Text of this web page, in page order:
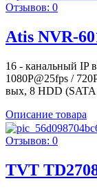
Отзывов: 0
Atis NVR-
16 - канальный IP
1080P@25fps /
вых, 8 HDD
Описание товара
Отзывов: 0
TVT